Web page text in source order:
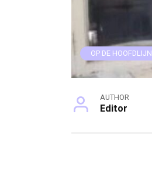
OP DE HOOFDLIJN
AUTHOR
Editor